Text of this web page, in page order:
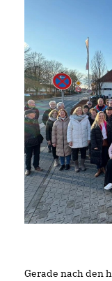
Gerade nach den